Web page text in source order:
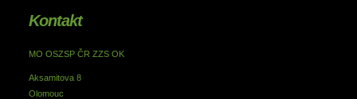
Kontakt
MO OSZSP ČR ZZS OK
Aksamitova 8
Olomouc